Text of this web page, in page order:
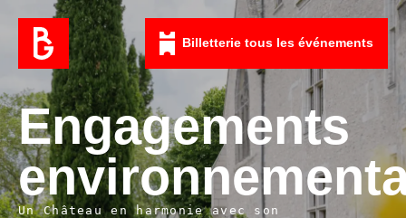
Billetterie tous les événements
Engagements
Un Château en harmonie avec son